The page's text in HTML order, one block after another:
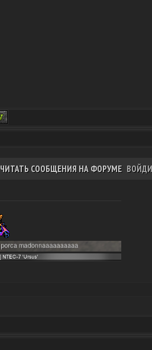
ЧИТАТЬ СООБЩЕНИЯ НА ФОРУМЕ